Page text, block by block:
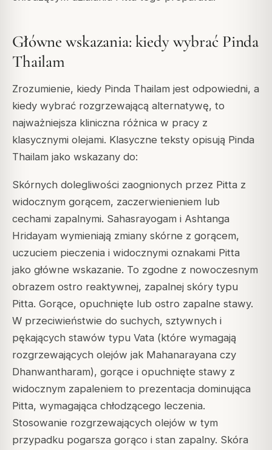
Główne wskazania: kiedy wybrać Pinda
Thailam
Zrozumienie, kiedy Pinda Thailam jest odpowiedni, a
kiedy wybrać rozgrzewającą alternatywę, to
najważniejsza kliniczna różnica w pracy z
klasycznymi olejami. Klasyczne teksty opisują Pinda
Thailam jako wskazany do:
Skórnych dolegliwości zaognionych przez Pitta z
widocznym gorącem, zaczerwienieniem lub
cechami zapalnymi. Sahasrayogam i Ashtanga
Hridayam wymieniają zmiany skórne z gorącem,
uczuciem pieczenia i widocznymi oznakami Pitta
jako główne wskazanie. To zgodne z nowoczesnym
obrazem ostro reaktywnej, zapalnej skóry typu
Pitta. Gorące, opuchnięte lub ostro zapalne stawy.
W przeciwieństwie do suchych, sztywnych i
pękających stawów typu Vata (które wymagają
rozgrzewających olejów jak Mahanarayana czy
Dhanwantharam), gorące i opuchnięte stawy z
widocznym zapaleniem to prezentacja dominująca
Pitta, wymagająca chłodzącego leczenia.
Stosowanie rozgrzewających olejów w tym
przypadku pogarsza gorąco i stan zapalny. Skóra